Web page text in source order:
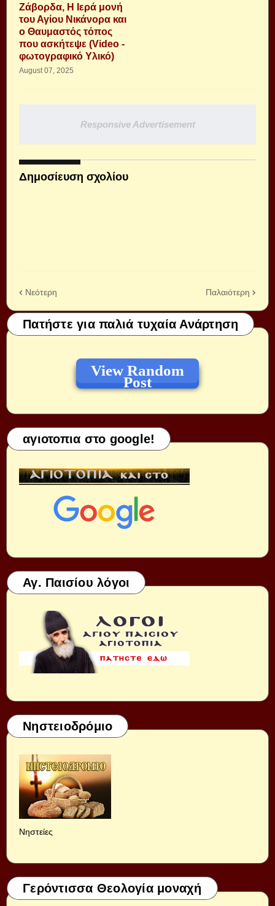
Ζάβορδα, Η Ιερά μονή
του Αγίου Νικάνορα και
ο Θαυμαστός τόπος
που ασκήτεψε (Video -
φωτογραφικό Υλικό)
August 07, 2025
Responsive Advertisement
Δημοσίευση σχολίου
Νεότερη Παλαιότερη
Πατήστε για παλιά τυχαία Ανάρτηση
View Random
Post
αγιοτοπια στο google!
Αγ. Παισίου λόγοι
Νηστειοδρόμιο
Νηστείες
Γερόντισσα Θεολογία μοναχή